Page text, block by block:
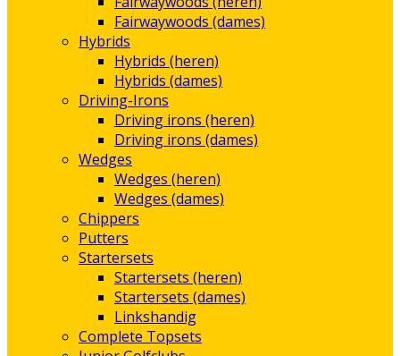
Fairwaywoods (dames)
Hybrids
Hybrids (heren)
Hybrids (dames)
Driving-Irons
Driving irons (heren)
Driving irons (dames)
Wedges
Wedges (heren)
Wedges (dames)
Chippers
Putters
Startersets
Startersets (heren)
Startersets (dames)
Linkshandig
Complete Topsets